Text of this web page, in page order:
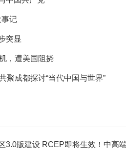
事记
突显
，遭美国阻挠
聚成都探讨“当代中国与世界”
3.0版建设 RCEP即将生效！中高